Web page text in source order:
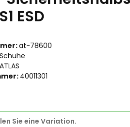
ESD
at-78600
Schuhe
ATLAS
40011301
Sie eine Variation.